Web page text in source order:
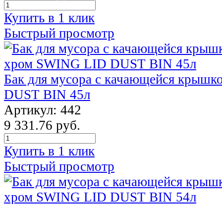
Купить в 1 клик
Быстрый просмотр
Бак для мусора с качающейся
DUST BIN 45л
Артикул: 442
9 331.76 руб.
Купить в 1 клик
Быстрый просмотр